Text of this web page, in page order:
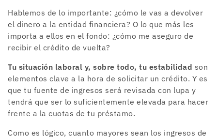
Hablemos de lo importante: ¿cómo le vas a devolver
el dinero a la entidad financiera? O lo que más les
importa a ellos en el fondo: ¿cómo me aseguro de
recibir el crédito de vuelta?
Tu situación laboral y, sobre todo, tu estabilidad son
elementos clave a la hora de solicitar un crédito. Y es
que tu fuente de ingresos será revisada con lupa y
tendrá que ser lo suficientemente elevada para hacer
frente a la cuotas de tu préstamo.
Como es lógico, cuanto mayores sean los ingresos de